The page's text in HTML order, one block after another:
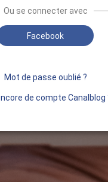
Ou se connecter avec
Facebook
Mot de passe oublié ?
de compte Canalblog